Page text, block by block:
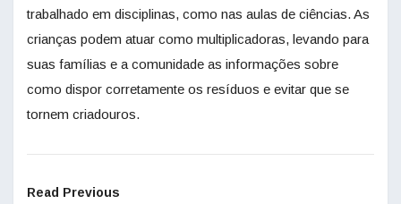
trabalhado em disciplinas, como nas aulas de ciências. As
crianças podem atuar como multiplicadoras, levando para
suas famílias e a comunidade as informações sobre
como dispor corretamente os resíduos e evitar que se
tornem criadouros.
Read Previous